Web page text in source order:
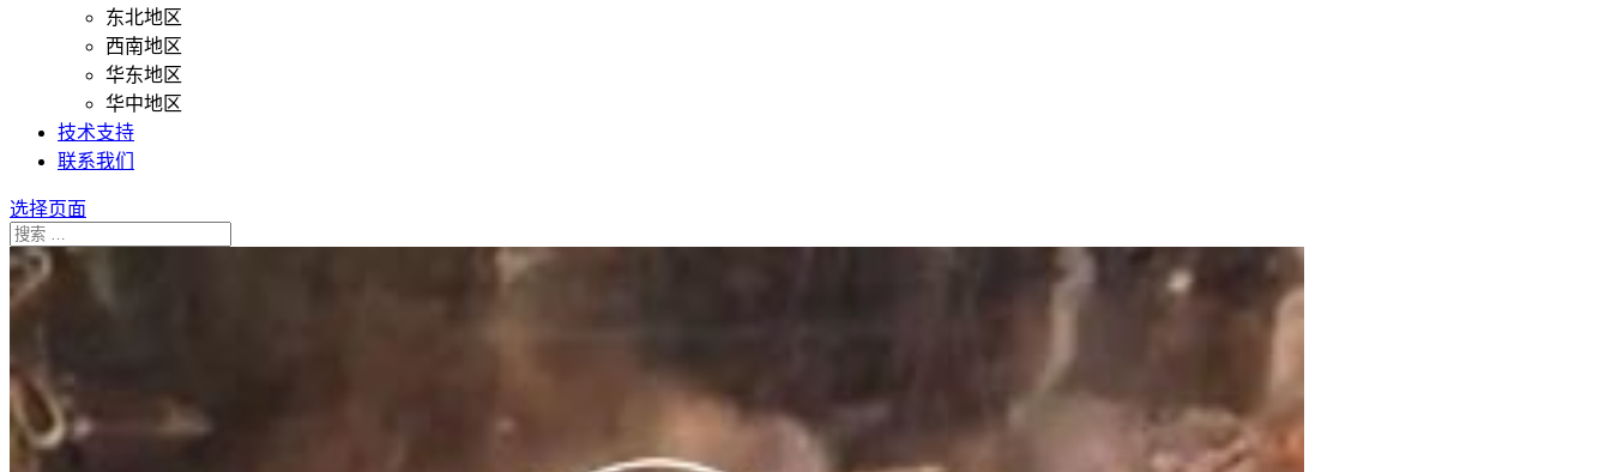
东北地区
西南地区
华东地区
华中地区
技术支持
联系我们
选择页面